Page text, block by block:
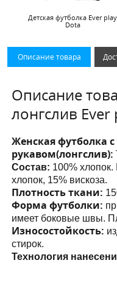
Детская футболка Ever play
Dota
Описание товара
Описание
лонгслив
Женская футболка
рукавом(лонгслив):
Состав: 100%
хлопок, 15% вискоза.
Плотность ткани:
Форма футболки:
имеет боковые швы.
Износостойкость:
стирок.
Технология